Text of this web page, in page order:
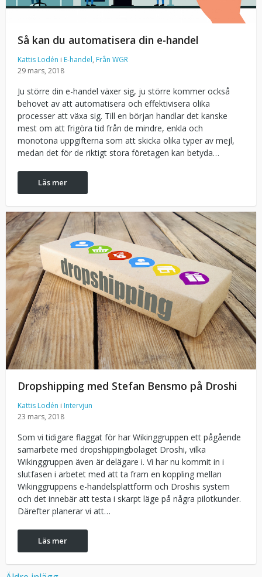
Så kan du automatisera din e-handel
Kattis Lodén i E-handel, Från WGR
29 mars, 2018
Ju större din e-handel växer sig, ju större kommer också
behovet av att automatisera och effektivisera olika
processer att växa sig. Till en början handlar det kanske
mest om att frigöra tid från de mindre, enkla och
monotona uppgifterna som att skicka olika typer av mejl,
medan det för de riktigt stora företagen kan betyda…
Läs mer
Dropshipping med Stefan Bensmo på Droshi
Kattis Lodén i Intervjun
23 mars, 2018
Som vi tidigare flaggat för har Wikinggruppen ett pågående
samarbete med dropshippingbolaget Droshi, vilka
Wikinggruppen även är delägare i. Vi har nu kommit in i
slutfasen i arbetet med att ta fram en koppling mellan
Wikinggruppens e-handelsplattform och Droshis system
och det innebär att testa i skarpt läge på några pilotkunder.
Därefter planerar vi att…
Läs mer